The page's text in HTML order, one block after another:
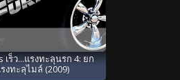
เร็ว...แรงทะลุนรก 4: ยก
งทะลุไมล์ (2009)